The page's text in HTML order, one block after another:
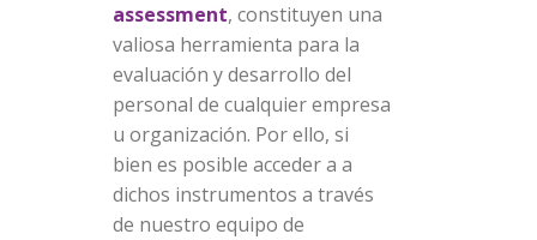
assessment, constituyen una
valiosa herramienta para la
evaluación y desarrollo del
personal de cualquier empresa
u organización. Por ello, si
bien es posible acceder a a
dichos instrumentos a través
de nuestro equipo de